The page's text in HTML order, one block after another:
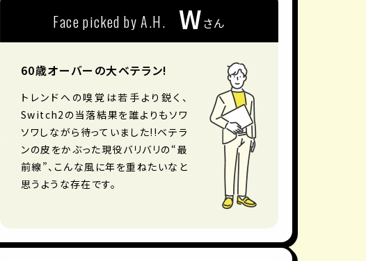
Face picked by A.H. Wさん
60歳オーバーの大ベテラン!
トレンドへの嗅覚は若手より鋭く、
Switch2の当落結果を誰よりもソワ
ソワしながら待っていました!!ベテラ
ンの皮をかぶった現役バリバリの“最
前線”、こんな風に年を重ねたいなと
思うような存在です。